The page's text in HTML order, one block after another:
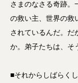
さまのなさる奇跡。
の救い主、世界の救
されているんだ。だ
か。弟子たちは、そ
■それからしばらく